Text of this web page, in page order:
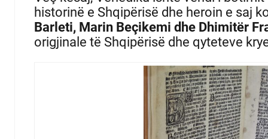
historinë e Shqipërisë dhe heroin e saj
Barleti, Marin Beçikemi dhe Dhimitër
origjinale të Shqipërisë dhe qyteteve